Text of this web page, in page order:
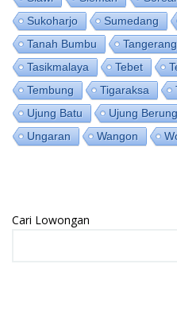
Sukoharjo
Sumedang
Tanah Bumbu
Tangerang
Tasikmalaya
Tebet
Tembung
Tigaraksa
Ujung Batu
Ujung Berung
Ungaran
Wangon
Cari Lowongan